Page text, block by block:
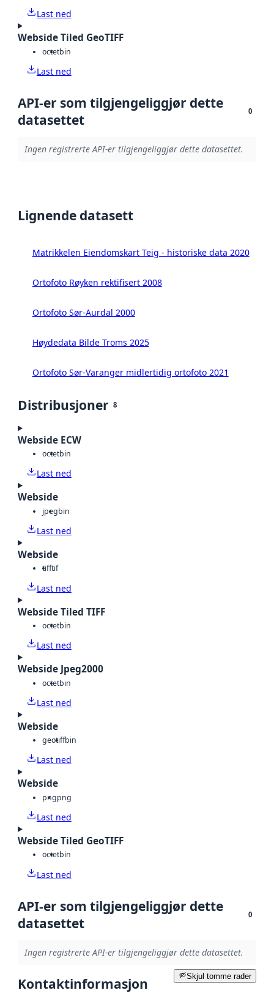
Last ned
Webside Tiled GeoTIFF
octetbin
Last ned
API-er som tilgjengeliggjør dette
datasettet
0
Ingen registrerte API-er tilgjengeliggjør dette datasettet.
Lignende datasett
Matrikkelen Eiendomskart Teig - historiske data 2020
Ortofoto Røyken rektifisert 2008
Ortofoto Sør-Aurdal 2000
Høydedata Bilde Troms 2025
Ortofoto Sør-Varanger midlertidig ortofoto 2021
Distribusjoner 8
Webside ECW
octetbin
Last ned
Webside
jpegbin
Last ned
Webside
tifftif
Last ned
Webside Tiled TIFF
octetbin
Last ned
Webside Jpeg2000
octetbin
Last ned
Webside
geotiffbin
Last ned
Webside
pngpng
Last ned
Webside Tiled GeoTIFF
octetbin
Last ned
API-er som tilgjengeliggjør dette
datasettet
0
Ingen registrerte API-er tilgjengeliggjør dette datasettet.
Skjul tomme rader
Kontaktinformasjon